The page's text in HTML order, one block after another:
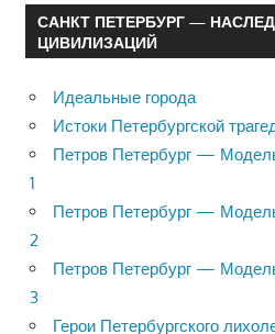
САНКТ ПЕТЕРБУРГ —
ЦИВИЛИЗАЦИЙ
Идеальные города
Истоки Петербургской
Петров Петербург —
1
Петров Петербург —
2
Петров Петербург —
3
Герои Петербургского